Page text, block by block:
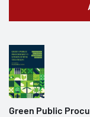
Green Public